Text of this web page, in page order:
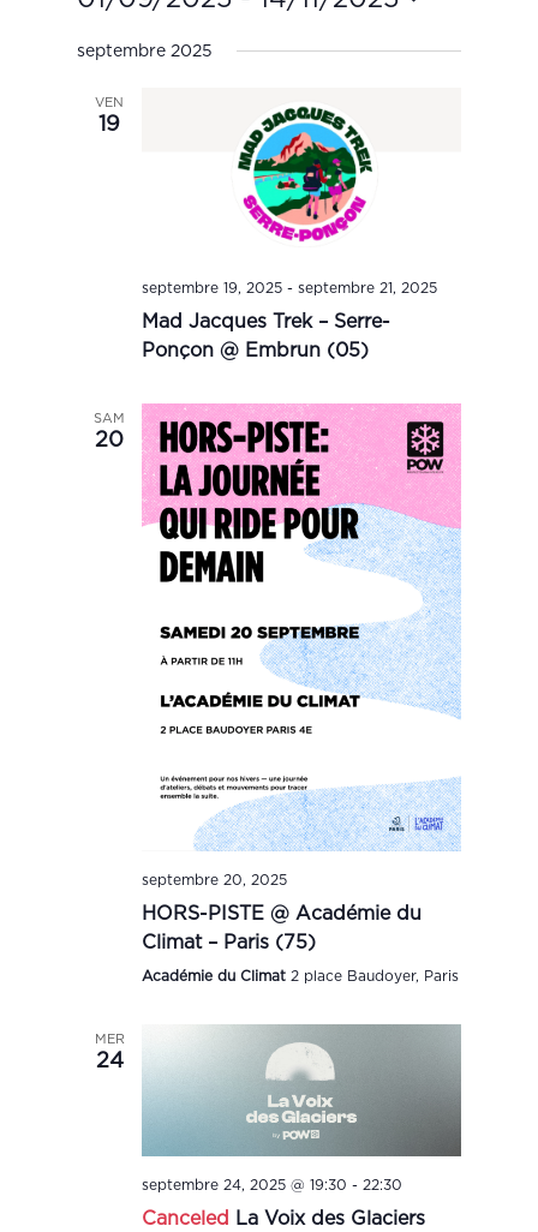
date.
septembre 2025
VEN
19
septembre 19, 2025 -septembre 21, 2025
Mad Jacques Trek – Serre-
Ponçon @ Embrun (05)
SAM
20
septembre 20, 2025
HORS-PISTE @ Académie du
Climat – Paris (75)
Académie du Climat 2 place Baudoyer, Paris
MER
24
septembre 24, 2025 @ 19:30 -22:30
Canceled La Voix des Glaciers